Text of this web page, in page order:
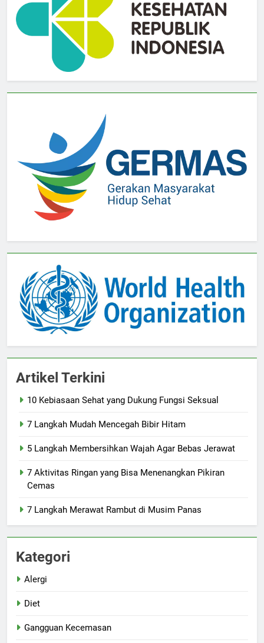
Artikel Terkini
10 Kebiasaan Sehat yang Dukung Fungsi Seksual
7 Langkah Mudah Mencegah Bibir Hitam
5 Langkah Membersihkan Wajah Agar Bebas Jerawat
7 Aktivitas Ringan yang Bisa Menenangkan Pikiran
Cemas
7 Langkah Merawat Rambut di Musim Panas
Kategori
Alergi
Diet
Gangguan Kecemasan